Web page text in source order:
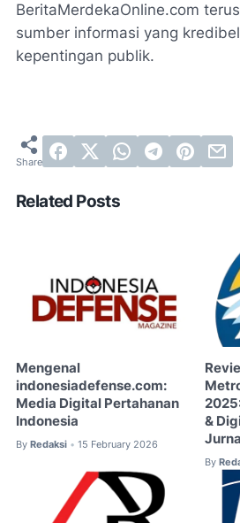
BeritaMerdekaOnline.com
sumber informasi yang
kepentingan publik.
Related Posts
Mengenal
indonesiadefense.com:
Media Digital Pertahanan
Indonesia
By Redaksi • 15 February 2026
&
By